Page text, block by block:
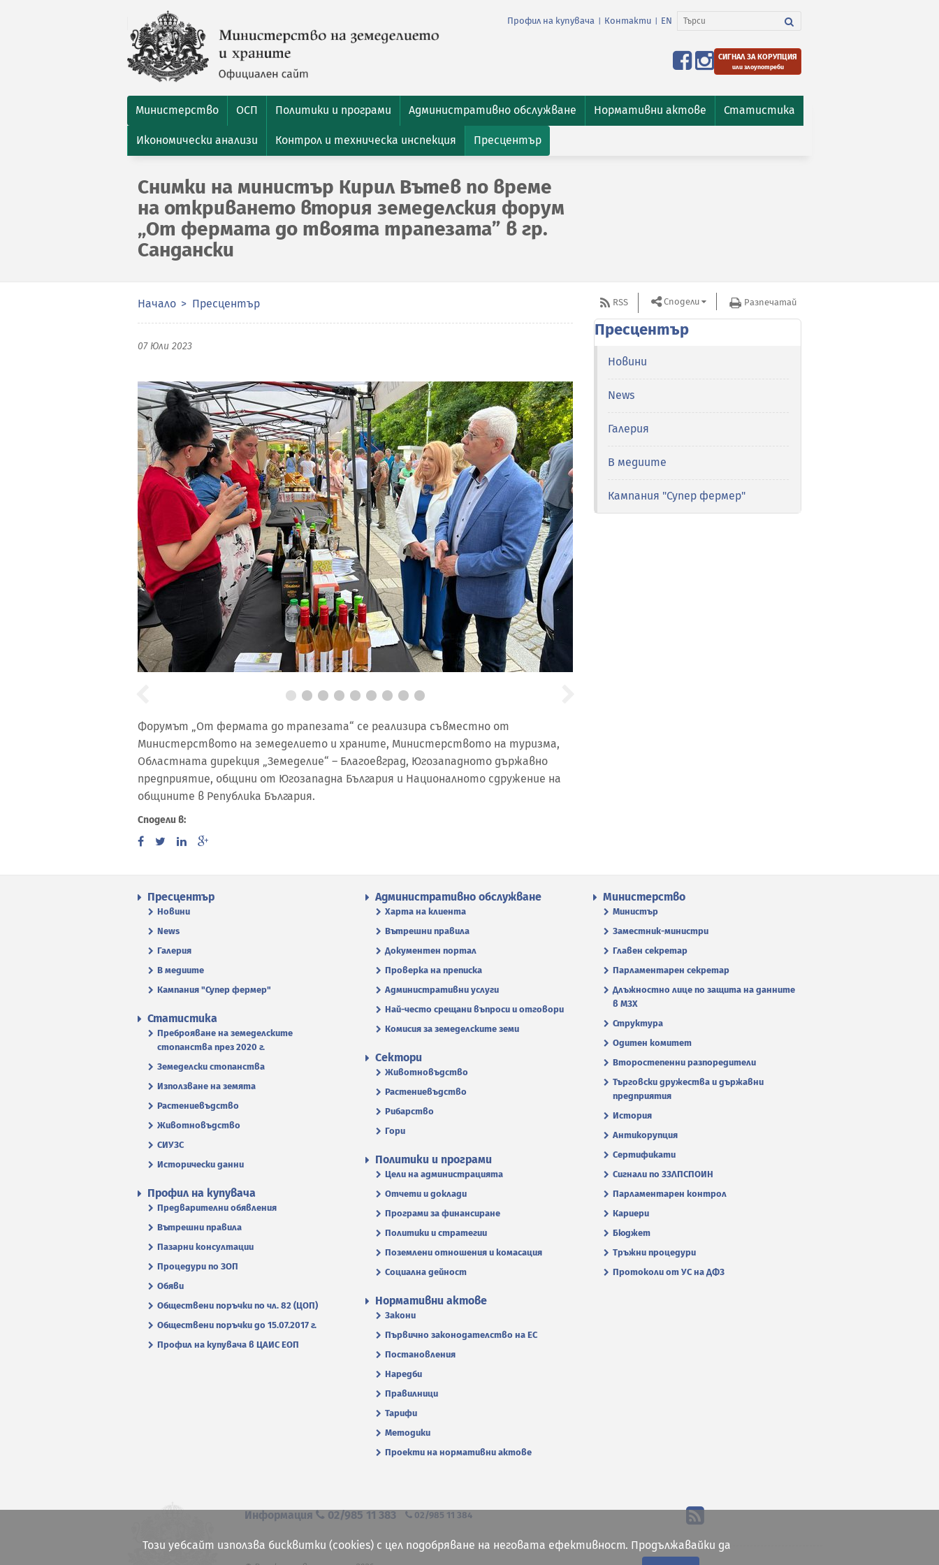
Профил на купувача Контакти EN
СИГНАЛ ЗА КОРУПЦИЯ
или злоупотреби
Министерство ОСП Политики и програми Административно обслужване Нормативни актове Статистика
Икономически анализи Контрол и техническа инспекция Пресцентър
Снимки на министър Кирил Вътев по време
на откриването втория земеделския форум
„От фермата до твоята трапезата” в гр.
Сандански
Начало Пресцентър
07 Юли 2023
Форумът „От фермата до трапезата“ се реализира съвместно от
Министерството на земеделието и храните, Министерството на туризма,
Областната дирекция „Земеделие“ – Благоевград, Югозападното държавно
предприятие, общини от Югозападна България и Националното сдружение на
общините в Република България.
Сподели в:
RSS Сподели Разпечатай
Пресцентър
Новини
News
Галерия
В медиите
Кампания "Супер фермер"
Пресцентър
Новини
News
Галерия
В медиите
Кампания "Супер фермер"
Административно обслужване
Харта на клиента
Вътрешни правила
Документен портал
Проверка на преписка
Административни услуги
Най-често срещани въпроси и отговори
Комисия за земеделските земи
Министерство
Министър
Заместник-министри
Главен секретар
Парламентарен секретар
Длъжностно лице по защита на данните
в МЗХ
Структура
Одитен комитет
Второстепенни разпоредители
Търговски дружества и държавни
предприятия
История
Антикорупция
Сертификати
Сигнали по ЗЗЛПСПОИН
Парламентарен контрол
Кариери
Бюджет
Тръжни процедури
Протоколи от УС на ДФЗ
Статистика
Преброяване на земеделските
стопанства през 2020 г.
Земеделски стопанства
Използване на земята
Растениевъдство
Животновъдство
СИУЗС
Исторически данни
Сектори
Животновъдство
Растениевъдство
Рибарство
Гори
Политики и програми
Цели на администрацията
Отчети и доклади
Програми за финансиране
Политики и стратегии
Поземлени отношения и комасация
Социална дейност
Профил на купувача
Предварителни обявления
Вътрешни правила
Пазарни консултации
Процедури по ЗОП
Обяви
Обществени поръчки по чл. 82 (ЦОП)
Обществени поръчки до 15.07.2017 г.
Профил на купувача в ЦАИС ЕОП
Нормативни актове
Закони
Първично законодателство на ЕС
Постановления
Наредби
Правилници
Тарифи
Методики
Проекти на нормативни актове
Информация 02/985 11 383 02/985 11 384
Този уебсайт използва бисквитки (cookies) с цел подобряване на неговата ефективност. Продължавайки да